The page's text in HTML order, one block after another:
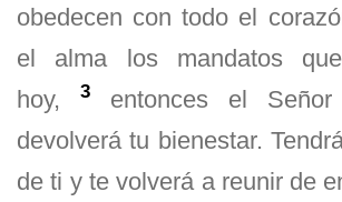
obedecen con todo el
el alma los mandatos
hoy,3 entonces el
devolverá tu bienestar.
de ti y te volverá a reunir de